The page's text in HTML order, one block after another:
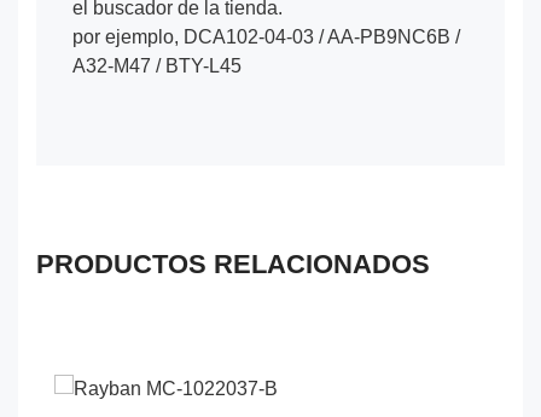
el buscador de la tienda.
por ejemplo, DCA102-04-03 / AA-PB9NC6B /
A32-M47 / BTY-L45
PRODUCTOS RELACIONADOS